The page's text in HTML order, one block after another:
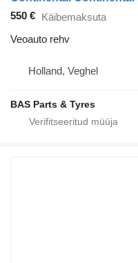
550 € Käibemaksuta
Veoauto rehv
Holland, Veghel
BAS Parts & Tyres